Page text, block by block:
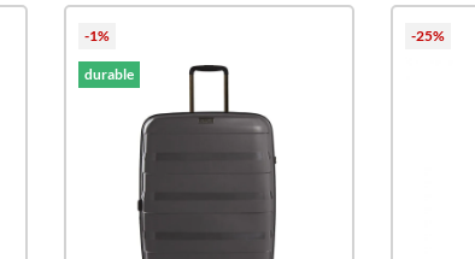
-1%
durable
-25%